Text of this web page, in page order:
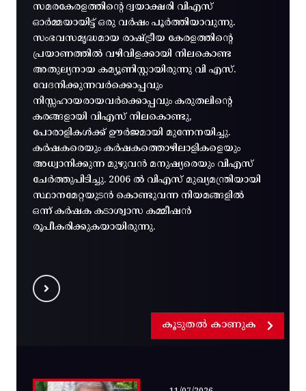
സമരകേരളത്തിൻ്റെ ദ്വയാക്ഷരി വിഎസ്
ഓർമ്മയായിട്ട് ഒരു വർഷം പൂർത്തിയാവുന്നു.
സംഭവസമൃദ്ധമായ രാഷ്ട്രീയ കേരളത്തിന്റെ
പ്രയാണത്തിൽ വഴിവിളക്കായി നിലകൊണ്ട
അതുല്യനായ കമ്യൂണിസ്റ്റായിരുന്നു വി എസ്.
വേദനിക്കുന്നവർക്കൊപ്പവും
നിസ്സഹായരായവർക്കൊപ്പവും കരുതലിന്റെ
കരങ്ങളായി വിഎസ് നിലകൊണ്ടു,
പോരാളികൾക്ക് ഊർജമായി മുന്നേനയിച്ചു.
കർഷകരെയും കർഷകത്തൊഴിലാളികളെയും
അധ്വാനിക്കുന്ന മുഴുവൻ മനുഷ്യരെയും വിഎസ്
ചേർത്തുപിടിച്ചു. 2006 ൽ വിഎസ് മുഖ്യമന്ത്രിയായി
സ്ഥാനമേറ്റയുടൻ കൊണ്ടുവന്ന നിയമങ്ങളിൽ
ഒന്ന് കർഷക കടാശ്വാസ കമ്മീഷൻ
രൂപീകരിക്കുകയായിരുന്നു.
കൂടുതൽ കാണുക